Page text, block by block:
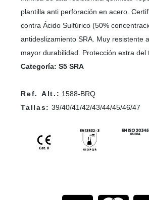
plantilla anti perforación en acero.
contra Ácido Sulfúrico (50%
antideslizamiento SRA. Muy resistente
mayor durabilidad. Protección extra del
Categoría: S5 SRA
Ref. Alt.: 1588-BRQ
Tallas: 39/40/41/42/43/44/45/46/47